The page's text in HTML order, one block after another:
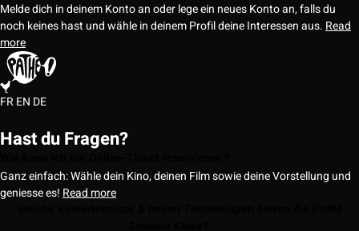
Melde dich in deinem Konto an oder lege ein neues Konto an, falls du
noch keines hast und wähle in deinem Profil deine Interessen aus. Read
more
FREN DE
Hast du Fragen?
Ganz einfach: Wähle dein Kino, deinen Film sowie deine Vorstellung und
geniesse es! Read more